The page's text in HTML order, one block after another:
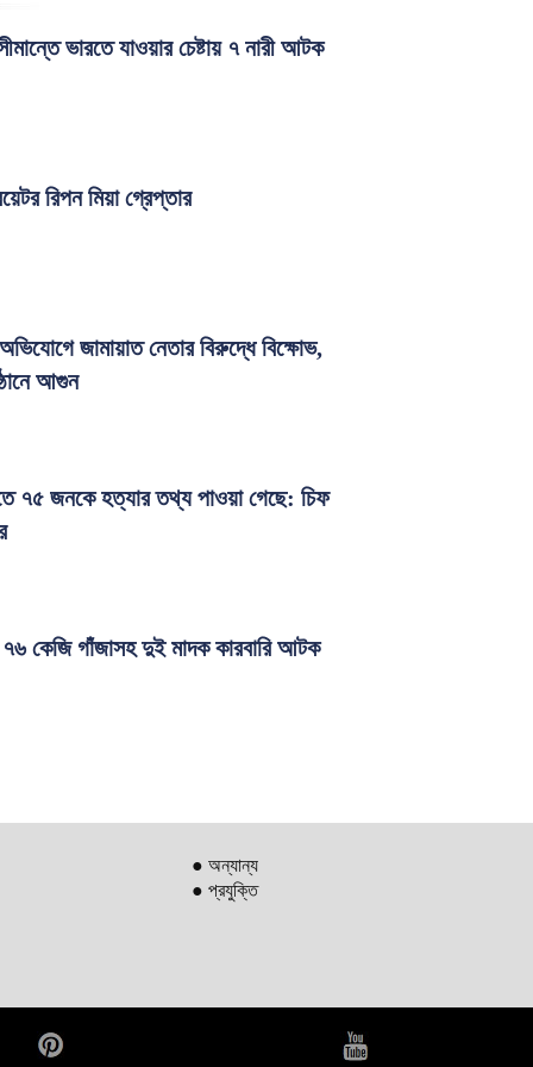
ভারতে যাওয়ার চেষ্টায় ৭ নারী আটক
রিপন মিয়া গ্রেপ্তার
অভিযোগে জামায়াত নেতার বিরুদ্ধে বিক্ষোভ,
আগুন
৭৫ জনকে হত্যার তথ্য পাওয়া গেছে: চিফ
৭৬ কেজি গাঁজাসহ দুই মাদক কারবারি আটক
● অন্যান্য
● প্রযুক্তি